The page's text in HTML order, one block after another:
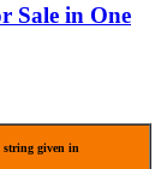
Sale in One
string given in